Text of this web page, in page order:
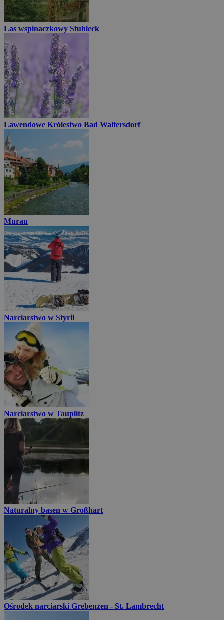
Las wspinaczkowy Stuhleck
Lawendowe Królestwo Bad Waltersdorf
Murau
Narciarstwo w Styrii
Narciarstwo w Tauplitz
Naturalny basen w Großhart
Ośrodek narciarski Grebenzen - St. Lambrecht